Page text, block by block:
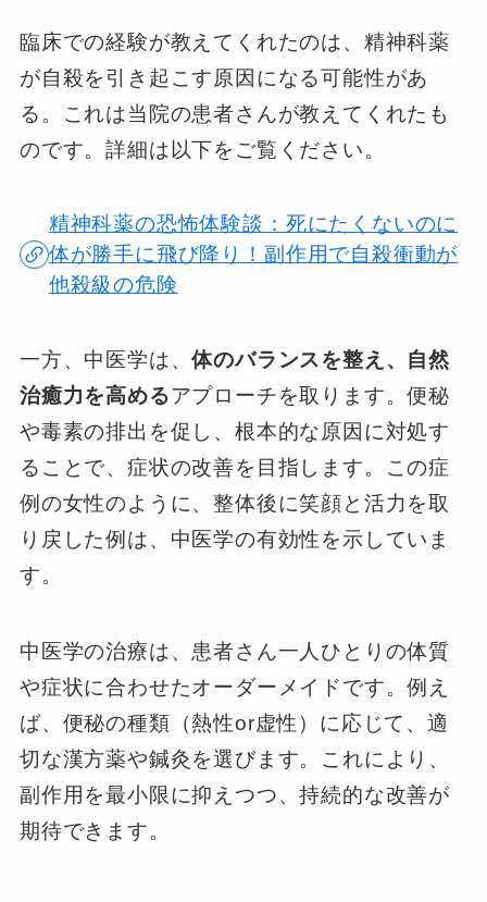
臨床での経験が教えてくれたのは、精神科薬
が自殺を引き起こす原因になる可能性があ
る。これは当院の患者さんが教えてくれたも
のです。詳細は以下をご覧ください。
精神科薬の恐怖体験談：死にたくないのに
体が勝手に飛び降り！副作用で自殺衝動が
他殺級の危険
一方、中医学は、体のバランスを整え、自然
治癒力を高めるアプローチを取ります。便秘
や毒素の排出を促し、根本的な原因に対処す
ることで、症状の改善を目指します。この症
例の女性のように、整体後に笑顔と活力を取
り戻した例は、中医学の有効性を示していま
す。
中医学の治療は、患者さん一人ひとりの体質
や症状に合わせたオーダーメイドです。例え
ば、便秘の種類（熱性or虚性）に応じて、適
切な漢方薬や鍼灸を選びます。これにより、
副作用を最小限に抑えつつ、持続的な改善が
期待できます。